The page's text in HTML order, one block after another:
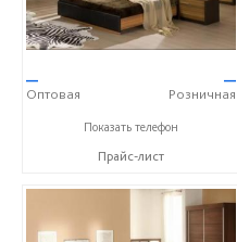
—
Оптовая
—
Розничная
+7 (928) 278-36-45
Показать телефон
Прайс-лист